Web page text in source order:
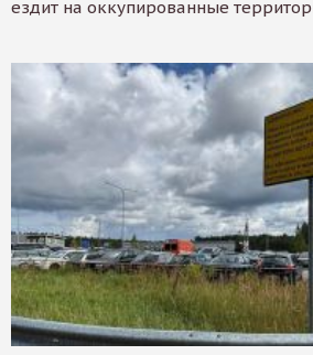
ездит на оккупированные